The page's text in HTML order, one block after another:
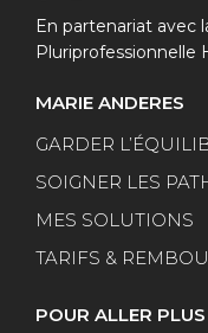
En partenariat avec
Pluriprofessionnelle
MARIE ANDERES
GARDER
SOIGNER LES
MES SOLUTIONS
TARIFS &
POUR ALLER